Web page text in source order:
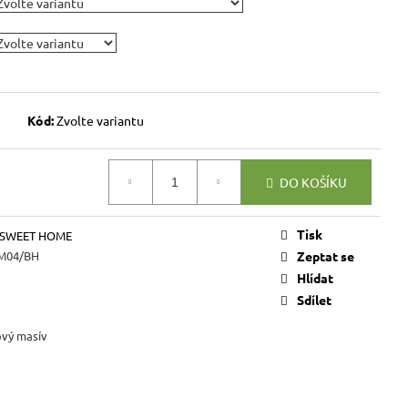
Kód:Zvolte variantu
DO KOŠÍKU
HOME
BH
masív
Tisk
Zeptat se
Hlídat
Sdílet
SWEET HOME